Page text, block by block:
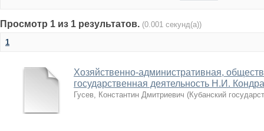
Просмотр 1 из 1 результатов. (0.001 секунд(а))
1
Хозяйственно-административная,
государственная деятельность Н.И.
Гусев, Константин Дмитриевич (Кубанский